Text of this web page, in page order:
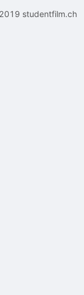
studentfilm.ch